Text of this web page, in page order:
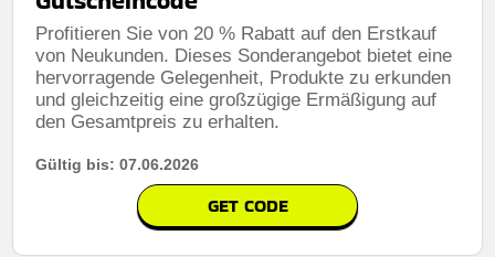
Profitieren Sie von 20 % Rabatt auf den Erstkauf
von Neukunden. Dieses Sonderangebot bietet eine
hervorragende Gelegenheit, Produkte zu erkunden
und gleichzeitig eine großzügige Ermäßigung auf
den Gesamtpreis zu erhalten.
Gültig bis: 07.06.2026
GET CODE